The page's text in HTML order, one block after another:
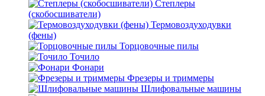
Степлеры
(скобосшиватели)
Термовоздуходувки
(фены)
Торцовочные пилы
Точило
Фонари
Фрезеры и триммеры
Шлифовальные машины